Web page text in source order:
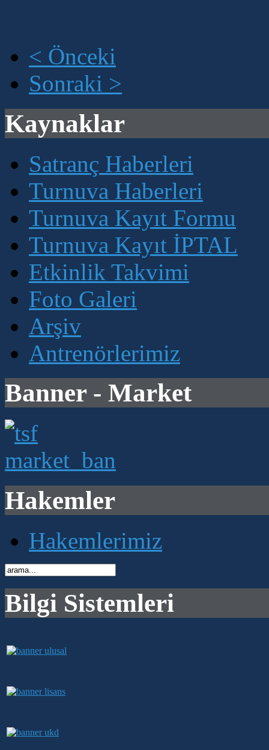
< Önceki
Sonraki >
Kaynaklar
Satranç Haberleri
Turnuva Haberleri
Turnuva Kayıt Formu
Turnuva Kayıt İPTAL
Etkinlik Takvimi
Foto Galeri
Arşiv
Antrenörlerimiz
Banner - Market
Hakemler
Hakemlerimiz
Bilgi Sistemleri